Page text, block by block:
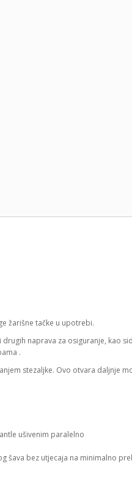
žarišne tačke u upotrebi.
naprava za osiguranje, kao
.
stezaljke. Ovo otvara daljnje
ušivenim paralelno
šava bez utjecaja na minimalno